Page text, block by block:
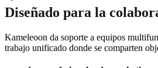
Diseñado para la
Kameleoon da soporte a equipos
trabajo unificado donde se comparten